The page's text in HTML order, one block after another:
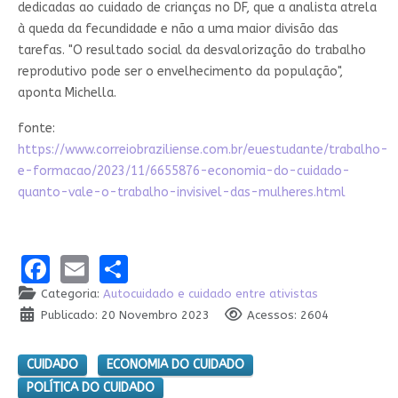
dedicadas ao cuidado de crianças no DF, que a analista atrela
à queda da fecundidade e não a uma maior divisão das
tarefas. "O resultado social da desvalorização do trabalho
reprodutivo pode ser o envelhecimento da população",
aponta Michella.
fonte:
https://www.correiobraziliense.com.br/euestudante/trabalho-
e-formacao/2023/11/6655876-economia-do-cuidado-
quanto-vale-o-trabalho-invisivel-das-mulheres.html
Facebook
EmailShare
Categoria: Autocuidado e cuidado entre ativistas
Publicado: 20 Novembro 2023
Acessos: 2604
CUIDADO
ECONOMIA DO CUIDADO
POLÍTICA DO CUIDADO